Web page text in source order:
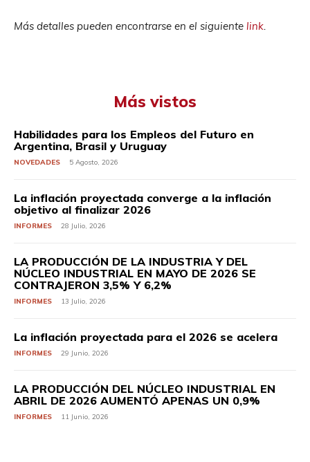
Más detalles pueden encontrarse en el siguiente link.
Más vistos
Habilidades para los Empleos del Futuro en
Argentina, Brasil y Uruguay
NOVEDADES 5 Agosto, 2026
La inflación proyectada converge a la inflación
objetivo al finalizar 2026
INFORMES 28 Julio, 2026
LA PRODUCCIÓN DE LA INDUSTRIA Y DEL
NÚCLEO INDUSTRIAL EN MAYO DE 2026 SE
CONTRAJERON 3,5% Y 6,2%
INFORMES 13 Julio, 2026
La inflación proyectada para el 2026 se acelera
INFORMES 29 Junio, 2026
LA PRODUCCIÓN DEL NÚCLEO INDUSTRIAL EN
ABRIL DE 2026 AUMENTÓ APENAS UN 0,9%
INFORMES 11 Junio, 2026